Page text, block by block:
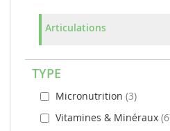
Articulations
TYPE
Micronutrition 3
Vitamines & Minéraux 6